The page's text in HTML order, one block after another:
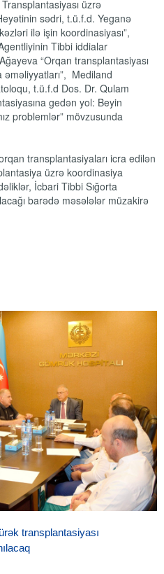
üzrə
sədri, t.ü.f.d. Yeganə
ilə işin koordinasiyası”,
Tibbi iddialar
“Orqan transplantasiyası
Mediland
t.ü.f.d Dos. Dr. Qulam
gedən yol: Beyin
problemlər” mövzusunda
transplantasiyaları icra edilən
üzrə koordinasiya
İcbari Tibbi Sığorta
barədə məsələlər müzakirə
transplantasiyası